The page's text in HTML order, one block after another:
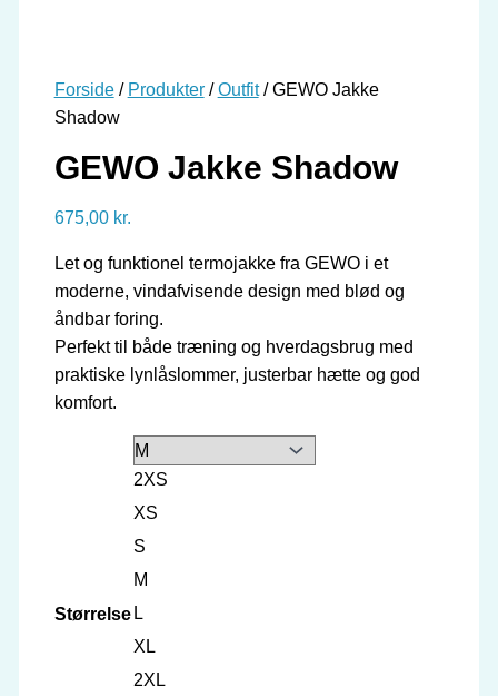
Forside/ Produkter/Outfit/ GEWO Jakke
Shadow
GEWO Jakke Shadow
675,00 kr.
Let og funktionel termojakke fra GEWO i et
moderne, vindafvisende design med blød og
åndbar foring.
Perfekt til både træning og hverdagsbrug med
praktiske lynlåslommer, justerbar hætte og god
komfort.
Størrelse
2XS
XS
S
M
L
XL
2XL